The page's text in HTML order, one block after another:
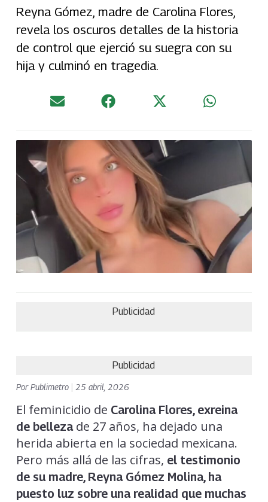
Reyna Gómez, madre de Carolina Flores,
revela los oscuros detalles de la historia
de control que ejerció su suegra con su
hija y culminó en tragedia.
Publicidad
Publicidad
PorPublimetro 25 abril, 2026
El feminicidio de Carolina Flores, exreina
de belleza de 27 años, ha dejado una
herida abierta en la sociedad mexicana.
Pero más allá de las cifras, el testimonio
de su madre, Reyna Gómez Molina, ha
puesto luz sobre una realidad que muchas